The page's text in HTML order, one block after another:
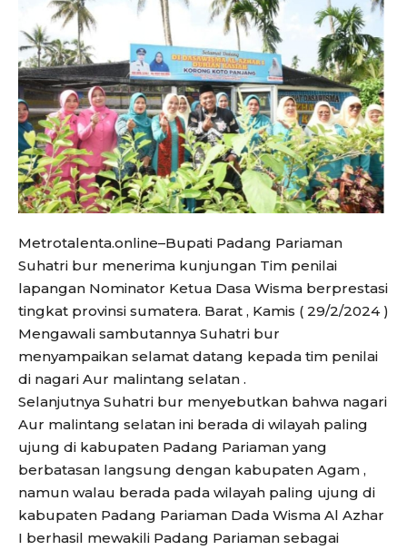
Metrotalenta.online–Bupati Padang Pariaman
Suhatri bur menerima kunjungan Tim penilai
lapangan Nominator Ketua Dasa Wisma berprestasi
tingkat provinsi sumatera. Barat , Kamis ( 29/2/2024 )
Mengawali sambutannya Suhatri bur
menyampaikan selamat datang kepada tim penilai
di nagari Aur malintang selatan .
Selanjutnya Suhatri bur menyebutkan bahwa nagari
Aur malintang selatan ini berada di wilayah paling
ujung di kabupaten Padang Pariaman yang
berbatasan langsung dengan kabupaten Agam ,
namun walau berada pada wilayah paling ujung di
kabupaten Padang Pariaman Dada Wisma Al Azhar
I berhasil mewakili Padang Pariaman sebagai